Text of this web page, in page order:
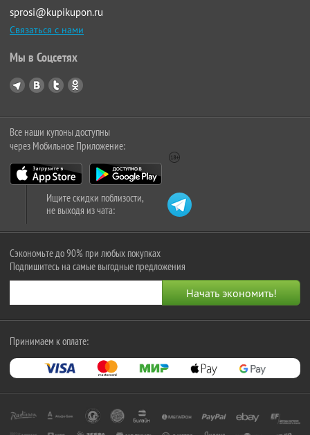
sprosi@kupikupon.ru
Связаться с нами
Мы в Соцсетях
Все наши купоны доступны
через Мобильное Приложение:
Ищите скидки поблизости,
не выходя из чата:
Сэкономьте до 90% при любых покупках
Подпишитесь на самые выгодные предложения
Принимаем к оплате: